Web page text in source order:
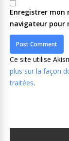
Enregistrer mon
navigateur pour
Ce site utilise
plus sur la façon
traitées.